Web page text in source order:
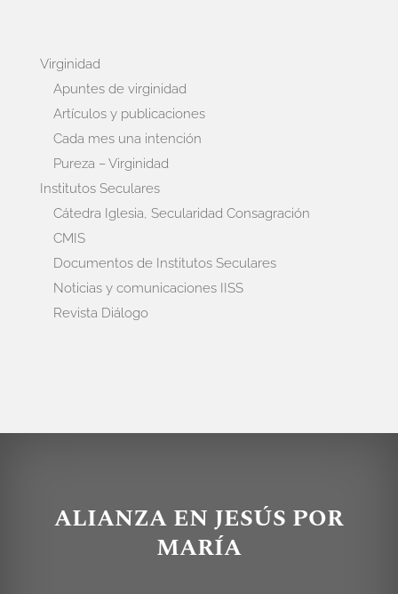
Virginidad
Apuntes de virginidad
Artículos y publicaciones
Cada mes una intención
Pureza – Virginidad
Institutos Seculares
Cátedra Iglesia, Secularidad Consagración
CMIS
Documentos de Institutos Seculares
Noticias y comunicaciones IISS
Revista Diálogo
ALIANZA EN JESÚS POR
MARÍA